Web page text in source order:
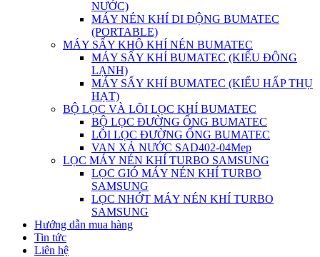
NƯỚC)
MÁY NÉN KHÍ DI ĐỘNG BUMATEC
(PORTABLE)
MÁY SẤY KHÔ KHÍ NÉN BUMATEC
MÁY SẤY KHÍ BUMATEC (KIỂU ĐÔNG
LẠNH)
MÁY SẤY KHÍ BUMATEC (KIỂU HẤP THỤ
HẠT)
BỘ LỌC VÀ LÕI LỌC KHÍ BUMATEC
BỘ LỌC ĐƯỜNG ỐNG BUMATEC
LÕI LỌC ĐƯỜNG ỐNG BUMATEC
VAN XẢ NƯỚC SAD402-04Mep
LỌC MÁY NÉN KHÍ TURBO SAMSUNG
LỌC GIÓ MÁY NÉN KHÍ TURBO
SAMSUNG
LỌC NHỚT MÁY NÉN KHÍ TURBO
SAMSUNG
Hướng dẫn mua hàng
Tin tức
Liên hệ